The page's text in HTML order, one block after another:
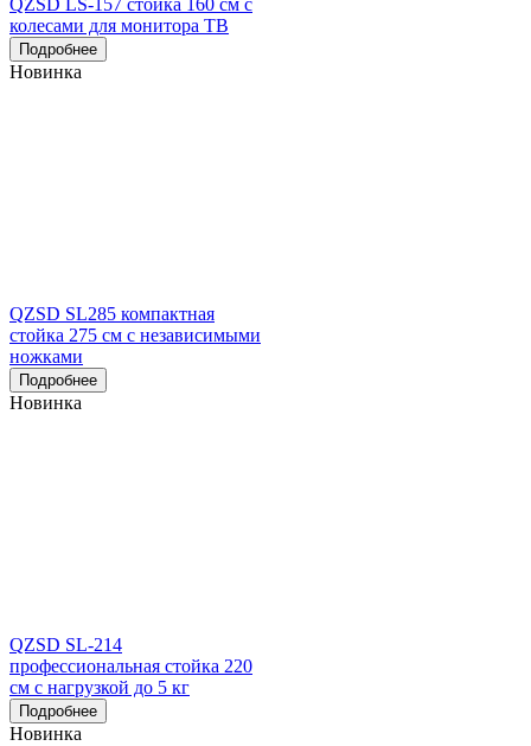
QZSD LS-157 стойка 160 см с
колесами для монитора ТВ
Подробнее
Новинка
QZSD SL285 компактная
стойка 275 см с независимыми
ножками
Подробнее
Новинка
QZSD SL-214
профессиональная стойка 220
см с нагрузкой до 5 кг
Подробнее
Новинка